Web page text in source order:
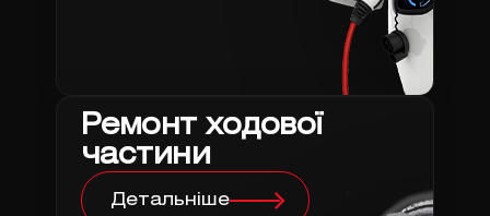
Ремонт ходової
частини
Детальніше